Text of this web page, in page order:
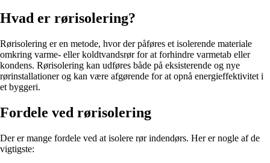
Hvad er rørisolering?
Rørisolering er en metode, hvor der påføres et isolerende materiale
omkring varme- eller koldtvandsrør for at forhindre varmetab eller
kondens. Rørisolering kan udføres både på eksisterende og nye
rørinstallationer og kan være afgørende for at opnå energieffektivitet i
et byggeri.
Fordele ved rørisolering
Der er mange fordele ved at isolere rør indendørs. Her er nogle af de
vigtigste: